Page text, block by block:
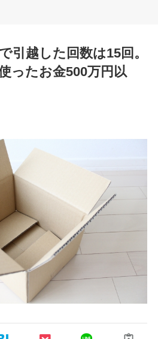
引越した回数は15回。
ったお金500万円以